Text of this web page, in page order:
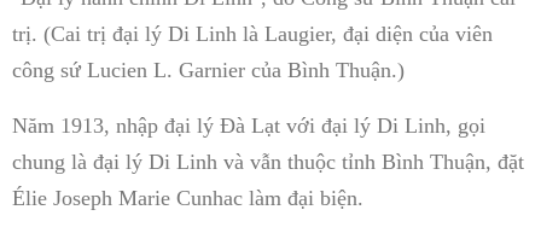
trị. (Cai trị đại lý Di Linh là Laugier, đại diện của viên
công sứ Lucien L. Garnier của Bình Thuận.)
Năm 1913, nhập đại lý Đà Lạt với đại lý Di Linh, gọi
chung là đại lý Di Linh và vẫn thuộc tỉnh Bình Thuận, đặt
Élie Joseph Marie Cunhac làm đại biện.